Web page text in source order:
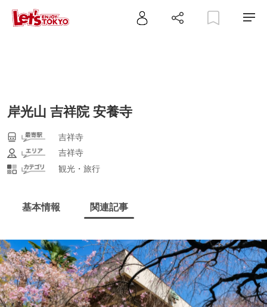
岸光山 吉祥院 安養寺
吉祥寺
吉祥寺
観光・旅行
基本情報 関連記事